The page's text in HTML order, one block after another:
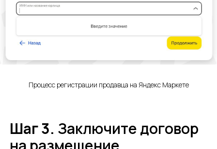
Процесс регистрации продавца на Яндекс Маркете
Шаг 3. Заключите договор